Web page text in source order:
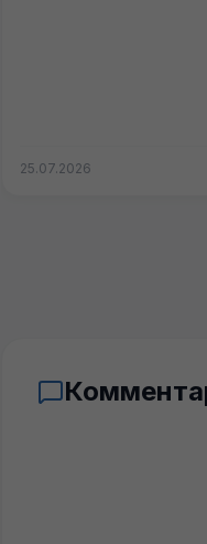
25.07.2026